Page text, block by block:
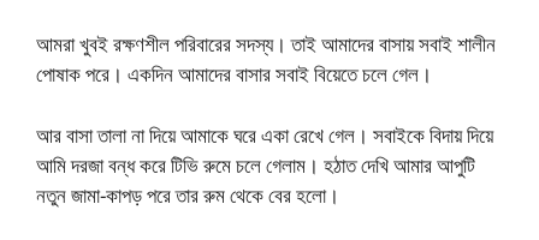
আমরা খুবই রক্ষণশীল পরিবারের সদস্য। তাই আমাদের বাসায় সবাই শালীন
পোষাক পরে। একদিন আমাদের বাসার সবাই বিয়েতে চলে গেল।
আর বাসা তালা না দিয়ে আমাকে ঘরে একা রেখে গেল। সবাইকে বিদায় দিয়ে
আমি দরজা বন্ধ করে টিভি রুমে চলে গেলাম। হঠাত দেখি আমার আপুটি
নতুন জামা-কাপড় পরে তার রুম থেকে বের হলো।